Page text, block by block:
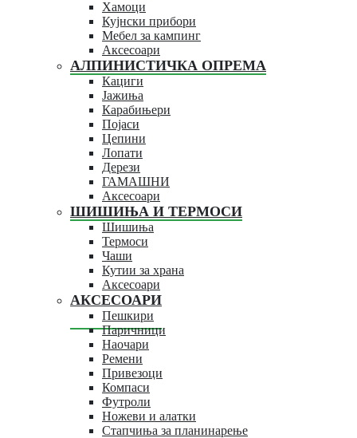
Хамоци
Кујнски прибори
Мебел за кампинг
Аксесоари
АЛПИНИСТИЧКА ОПРЕМА
Кациги
Јажиња
Карабињери
Појаси
Цепини
Лопати
Дерези
ГАМАШНИ
Аксесоари
ШИШИЊА И ТЕРМОСИ
Шишиња
Термоси
Чаши
Кутии за храна
Аксесоари
АКСЕСОАРИ
Пешкири
Паричници
Наочари
Ремени
Привезоци
Компаси
Футроли
Ножеви и алатки
Стапчиња за планинарење